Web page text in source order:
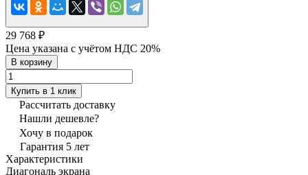
29 768 ₽
Цена указана с учётом НДС 20%
В корзину
Купить в 1 клик
Рассчитать доставку
Нашли дешевле?
Хочу в подарок
Гарантия 5 лет
Характеристики
Диагональ экрана